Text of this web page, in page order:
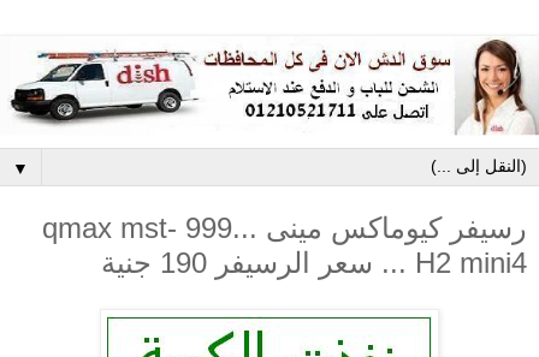
▼
رسيفر كيوماكس مينى ...qmax mst- 999
H2 mini4 ... سعر الرسيفر 190 جنية